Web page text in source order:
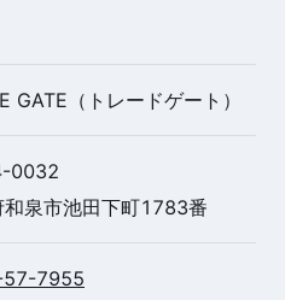
GATE（トレードゲート）
0032
和泉市池田下町1783番
7955